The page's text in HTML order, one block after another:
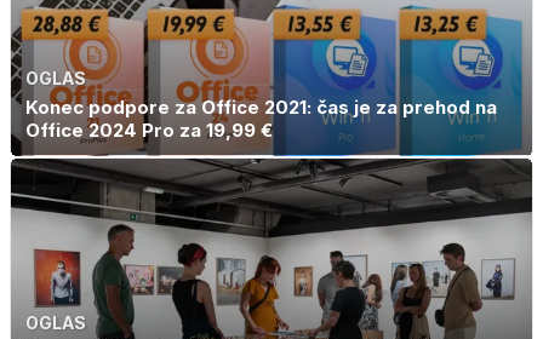
OGLAS
Konec podpore za Office 2021: čas je za prehod na
Office 2024 Pro za 19,99 €
OGLAS